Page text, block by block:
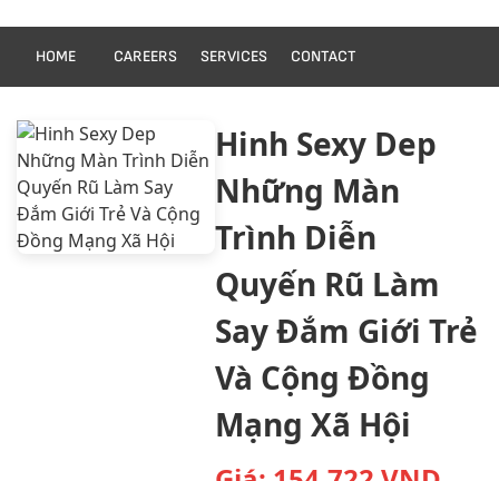
HOME CAREERS SERVICES CONTACT
Hinh Sexy Dep
Những Màn
Trình Diễn
Quyến Rũ Làm
Say Đắm Giới Trẻ
Và Cộng Đồng
Mạng Xã Hội